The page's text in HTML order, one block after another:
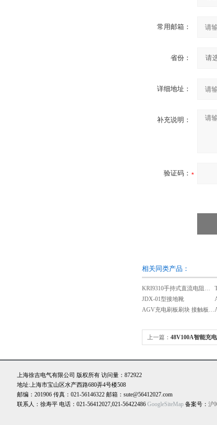
常用邮箱：
省份：
详细地址：
补充说明：
验证码：
相关同类产品：
KRI9310手持式直流电阻测试仪
JDX-01型接地靴
AGV充电刷板刷块 接触板 集电器 自动
上一篇： 48V100A智能充
上海徐吉电气有限公司 版权所有 访问量：872922
地址:上海市宝山区水产西路680弄4号楼508
邮编：201906 传真：021-56146322 邮箱：sute@56412027.com
联系人：徐寿平 电话：021-56412027,021-56422486 GoogleSiteMap 备案号： 沪